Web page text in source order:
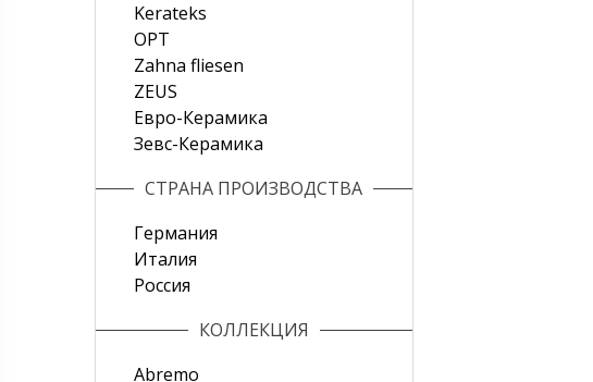
Kerateks
OPT
Zahna fliesen
ZEUS
Евро-Керамика
Зевс-Керамика
СТРАНА ПРОИЗВОДСТВА
Германия
Италия
Россия
КОЛЛЕКЦИЯ
Abremo